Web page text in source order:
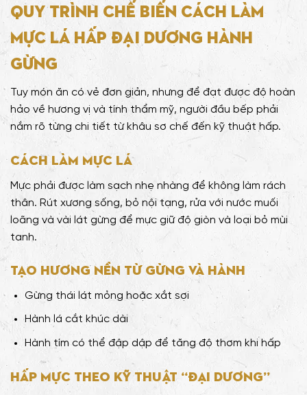
Quy trình chế biến cách làm
Mực lá hấp đại dương hành
gừng
Tuy món ăn có vẻ đơn giản, nhưng để đạt được độ hoàn
hảo về hương vị và tính thẩm mỹ, người đầu bếp phải
nắm rõ từng chi tiết từ khâu sơ chế đến kỹ thuật hấp.
Cách làm mực lá
Mực phải được làm sạch nhẹ nhàng để không làm rách
thân. Rút xương sống, bỏ nội tạng, rửa với nước muối
loãng và vài lát gừng để mực giữ độ giòn và loại bỏ mùi
tanh.
Tạo hương nền từ gừng và hành
Gừng thái lát mỏng hoặc xắt sợi
Hành lá cắt khúc dài
Hành tím có thể đập dập để tăng độ thơm khi hấp
Hấp mực theo kỹ thuật “đại dương”